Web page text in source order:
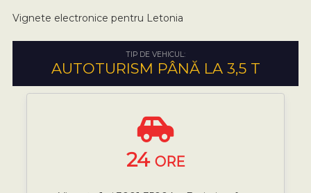
Vignete electronice pentru Letonia
TIP DE VEHICUL:
AUTOTURISM PÂNĂ LA 3,5 T
24 ORE